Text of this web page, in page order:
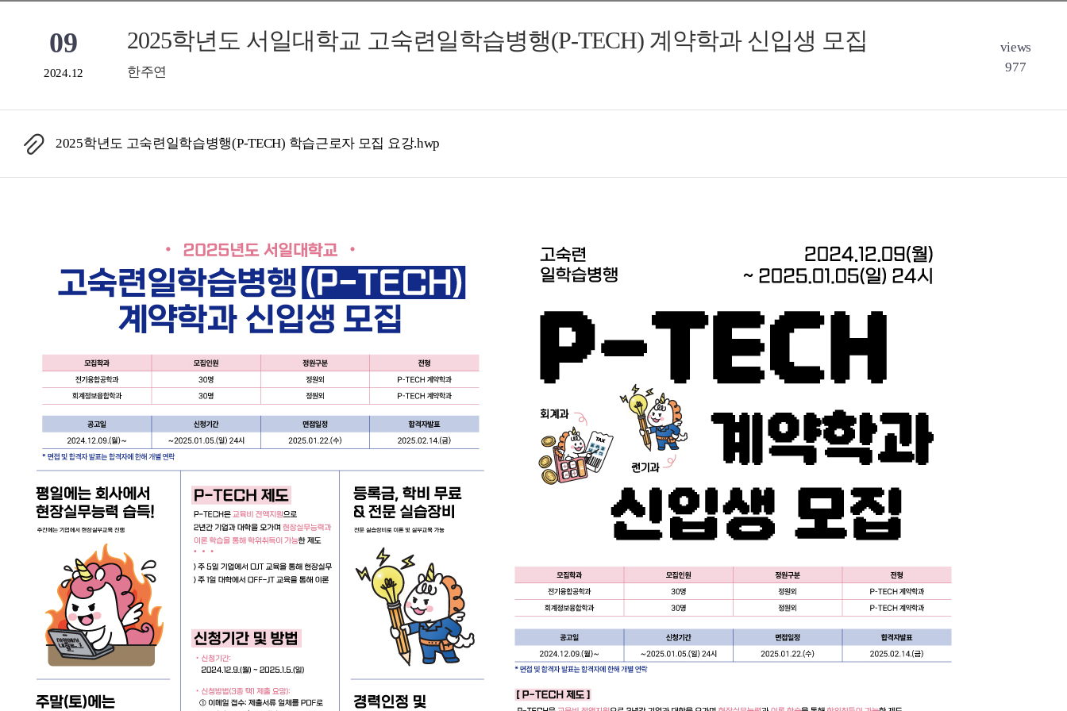
09
2024.12
2025학년도 서일대학교 고숙련일학습병행(P-TECH) 계약학과 신입생 모집
한주연
views
977
2025학년도 고숙련일학습병행(P-TECH) 학습근로자 모집 요강.hwp